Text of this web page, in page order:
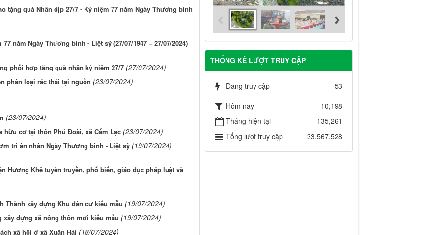
tặng quà Nhân dịp 27/7 - Kỷ niệm 77 năm Ngày Thương binh
năm Ngày Thương binh - Liệt sỹ (27/07/1947 – 27/07/2024)
phối hợp tặng quà nhân kỷ niệm 27/7 (27/07/2024)
phân loại rác thải tại nguồn (23/07/2024)
(23/07/2024)
hữu cơ tại thôn Phú Đoài, xã Cẩm Lạc (23/07/2024)
tri ân nhân Ngày Thương binh - Liệt sỹ (19/07/2024)
Hương Khê tuyên truyền, phổ biến, giáo dục pháp luật và
Thành xây dựng Khu dân cư kiểu mẫu (19/07/2024)
xây dựng xã nông thôn mới kiểu mẫu (19/07/2024)
xã hội ở xã Xuân Hải (18/07/2024)
THỐNG KÊ LƯỢT TRUY CẬP
Đang truy cập 53
Hôm nay
10,198
Tháng hiện tại
135,261
Tổng lượt truy cập
33,567,528